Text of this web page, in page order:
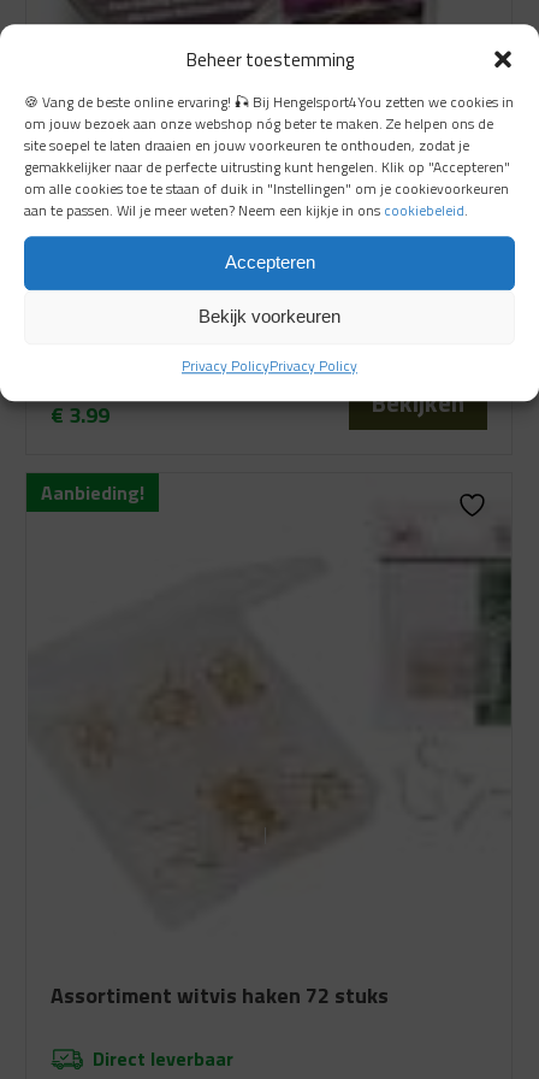
Beheer toestemming
🍪 Vang de beste online ervaring! 🎣 Bij Hengelsport4You zetten we cookies in
om jouw bezoek aan onze webshop nóg beter te maken. Ze helpen ons de
site soepel te laten draaien en jouw voorkeuren te onthouden, zodat je
gemakkelijker naar de perfecte uitrusting kunt hengelen. Klik op "Accepteren"
om alle cookies toe te staan of duik in "Instellingen" om je cookievoorkeuren
aan te passen. Wil je meer weten? Neem een kijkje in ons cookiebeleid.
Accepteren
Bekijk voorkeuren
Privacy PolicyPrivacy Policy
Cenex Method Mono 150 mtr
Direct leverbaar
prijs
was:
€ 3.99
prijs
is:
Bekijken
Assortiment witvis haken 72 stuks
Direct leverbaar
Aanbieding!